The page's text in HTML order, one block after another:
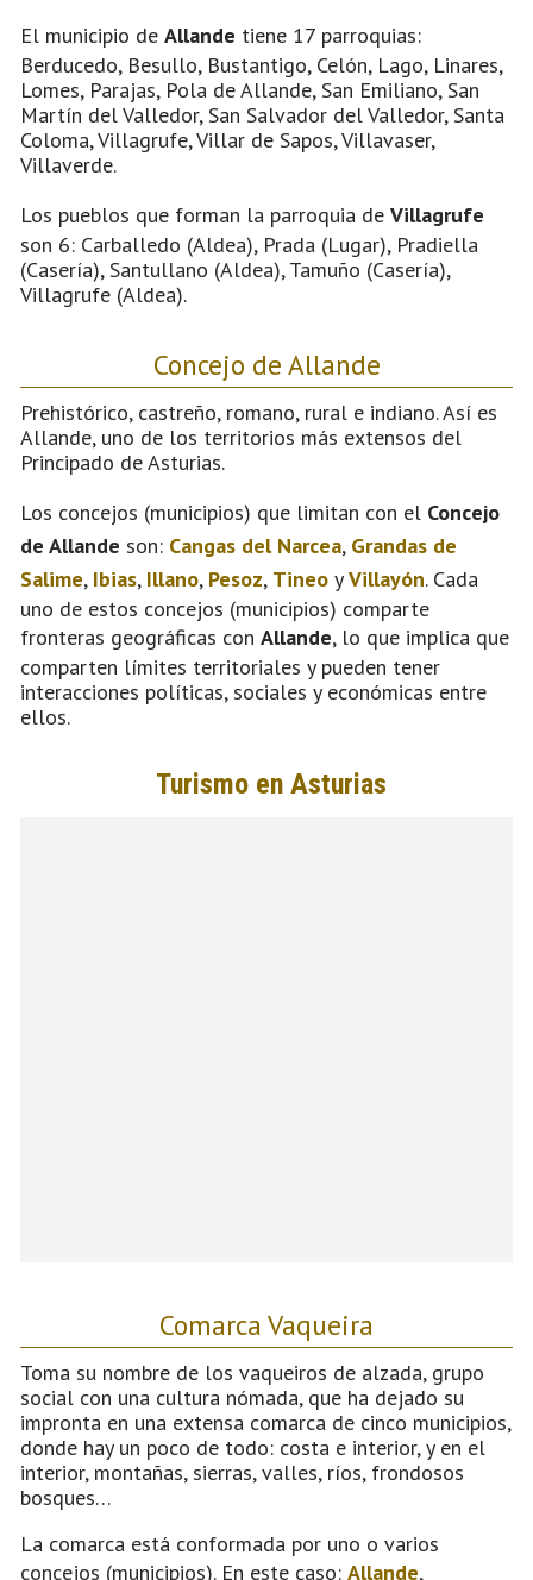
El municipio de Allande tiene 17 parroquias:
Berducedo, Besullo, Bustantigo, Celón, Lago, Linares,
Lomes, Parajas, Pola de Allande, San Emiliano, San
Martín del Valledor, San Salvador del Valledor, Santa
Coloma, Villagrufe, Villar de Sapos, Villavaser,
Villaverde.
Los pueblos que forman la parroquia de Villagrufe
son 6: Carballedo (Aldea), Prada (Lugar), Pradiella
(Casería), Santullano (Aldea), Tamuño (Casería),
Villagrufe (Aldea).
Concejo de Allande
Prehistórico, castreño, romano, rural e indiano. Así es
Allande, uno de los territorios más extensos del
Principado de Asturias.
Los concejos (municipios) que limitan con el Concejo
de Allande son: Cangas del Narcea, Grandas de
Salime, Ibias, Illano, Pesoz, Tineo yVillayón. Cada
uno de estos concejos (municipios) comparte
fronteras geográficas con Allande, lo que implica que
comparten límites territoriales y pueden tener
interacciones políticas, sociales y económicas entre
ellos.
Comarca Vaqueira
Toma su nombre de los vaqueiros de alzada, grupo
social con una cultura nómada, que ha dejado su
impronta en una extensa comarca de cinco municipios,
donde hay un poco de todo: costa e interior, y en el
interior, montañas, sierras, valles, ríos, frondosos
bosques…
La comarca está conformada por uno o varios
concejos (municipios). En este caso: Allande,